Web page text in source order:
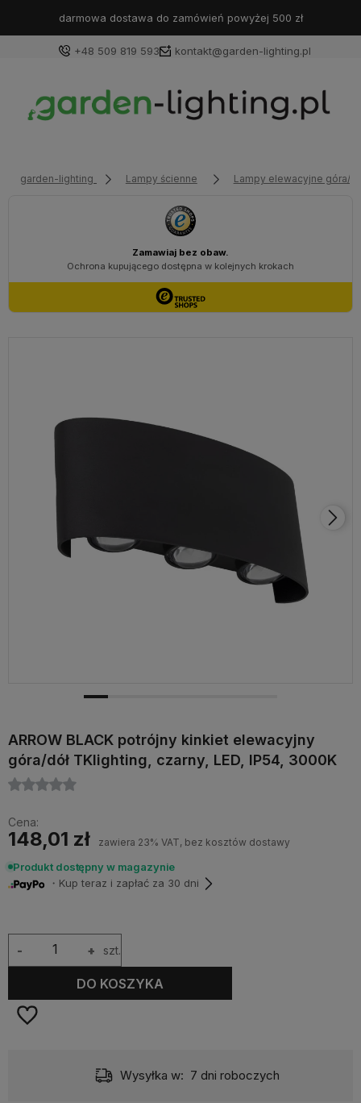
darmowa dostawa do zamówień powyżej 500 zł
+48 509 819 593 kontakt@garden-lighting.pl
Załóż konto
Wybierz coś dla siebie z naszej aktualnej oferty lub
zaloguj się, aby przywrócić dodane produkty do listy
z poprzedniej sesji.
garden-lighting Lampy ścienne Lampy elewacyjne góra/
ARROW BLACK potrójny kinkiet elewacyjny
góra/dół TKlighting, czarny, LED, IP54, 3000K
Cena:
148,01 zł zawiera 23% VAT, bez kosztów dostawy
Produkt dostępny w magazynie
・Kup teraz i zapłać za 30 dni
+
- szt.
DO KOSZYKA
Wysyłka w: 7 dni roboczych